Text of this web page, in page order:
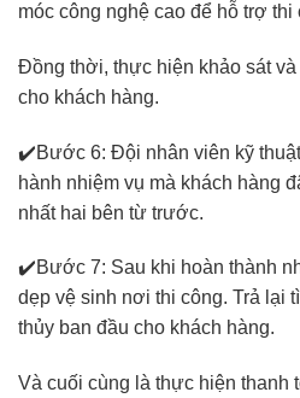
móc công nghệ cao để hỗ trợ thi
Đồng thời, thực hiện khảo sát
cho khách hàng.
✔️Bước 6: Đội nhân viên kỹ
hành nhiệm vụ mà khách hàng
nhất hai bên từ trước.
✔️Bước 7: Sau khi hoàn thành
dẹp vệ sinh nơi thi công. Trả lại
thủy ban đầu cho khách hàng.
Và cuối cùng là thực hiện thanh